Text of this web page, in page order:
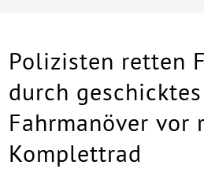
Polizisten retten
durch geschicktes
Fahrmanöver vor
Komplettrad